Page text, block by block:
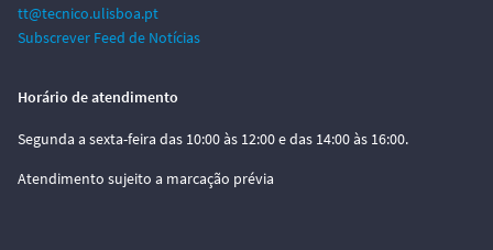
tt@tecnico.ulisboa.pt
Subscrever Feed de Notícias
Horário de atendimento
Segunda a sexta-feira das 10:00 às 12:00 e das 14:00 às 16:00.
Atendimento sujeito a marcação prévia